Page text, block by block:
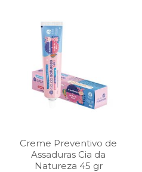
Creme Preventivo de
Assaduras Cia da
Natureza 45 gr